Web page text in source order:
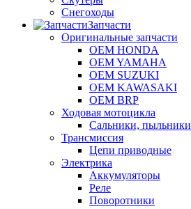
Снегоходы
Запчасти
Оригинальные запчасти
OEM HONDA
OEM YAMAHA
OEM SUZUKI
OEM KAWASAKI
OEM BRP
Ходовая мотоцикла
Сальники, пыльники
Трансмиссия
Цепи приводные
Электрика
Аккумуляторы
Реле
Поворотники